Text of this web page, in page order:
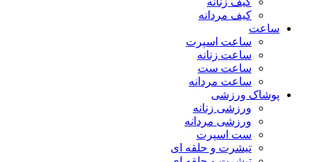
کیف مردانه
ساعت
ساعت اسپرت
ساعت زنانه
ساعت ست
ساعت مردانه
پوشاک ورزشی
ورزشی زنانه
ورزشی مردانه
ست اسپرت
تیشرت و حلقه ای